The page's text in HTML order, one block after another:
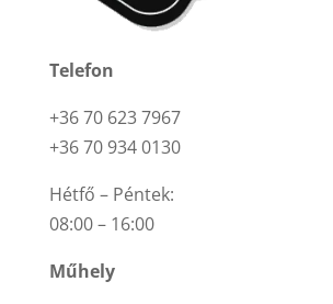
Telefon
+36 70 623 7967
+36 70 934 0130
Hétfő – Péntek:
08:00 – 16:00
Műhely